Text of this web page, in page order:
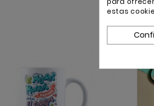
AÑADIR
estas